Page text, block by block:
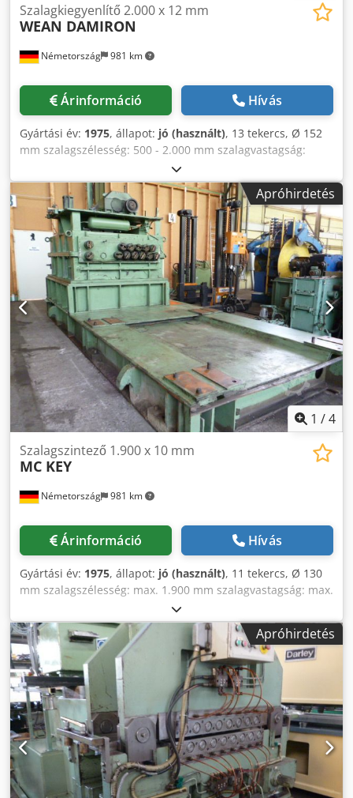
Németország 981 km
Szalagkiegyenlítő 2.000 x 12 mm
WEAN DAMIRON
Árinformáció Hívás
Gyártási év: 1975, állapot: jó (használt), 13 tekercs, Ø 152
mm szalagszélesség: 500 - 2.000 mm szalagvastagság:
max. 12 mm Crsdpfx Apjg Iii Asnsf
Apróhirdetés
1 /4
Németország 981 km
Szalagszintező 1.900 x 10 mm
MC KEY
Árinformáció Hívás
Gyártási év: 1975, állapot: jó (használt), 11 tekercs, Ø 130
mm szalagszélesség: max. 1.900 mm szalagvastagság: max.
10 mm Credodnztkepfx Apnjf
Apróhirdetés